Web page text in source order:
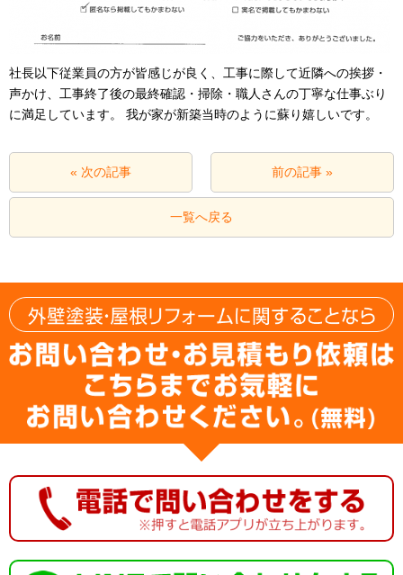
社長以下従業員の方が皆感じが良く、工事に際して近隣への挨拶・
声かけ、工事終了後の最終確認・掃除・職人さんの丁寧な仕事ぶり
に満足しています。 我が家が新築当時のように蘇り嬉しいです。
« 次の記事 前の記事 »
一覧へ戻る